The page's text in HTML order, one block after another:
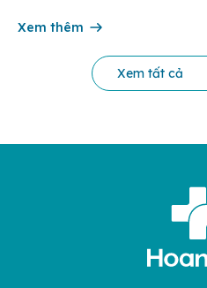
cứu Phát triển Doanh nghiệp
Xem thêm
Xem tất cả